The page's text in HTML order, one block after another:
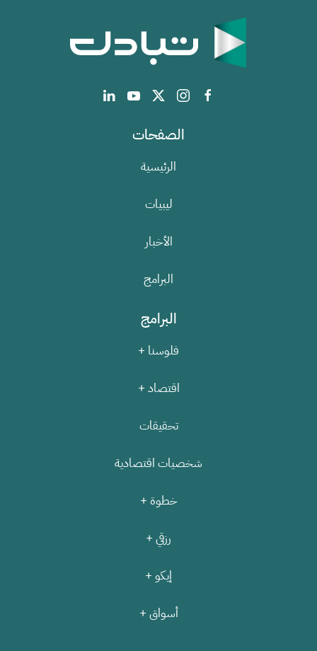
الصفحات
الرئيسية
ليبيات
الأخبار
البرامج
البرامج
فلوسنا +
اقتصاد +
تحقيقات
شخصيات اقتصادية
خطوة +
رزقي +
إيكو +
أسواق +